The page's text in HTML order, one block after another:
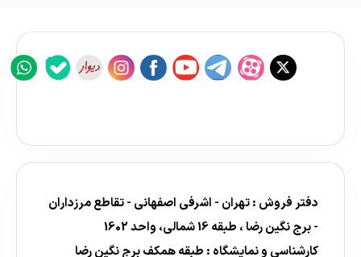
دفتر فروش : تهران - اشرفی اصفهانی - تقاطع مرزداران
- برج نگین رضا ، طبقه 16 شمالی، واحد 1602
کارشناسی و نمایشگاه : طبقه همکف برج نگین رضا